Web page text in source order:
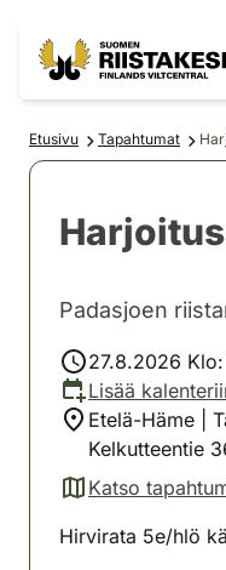
Etusivu Tapahtumat
Padasjoen
27.8.2026
Lisää
Etelä-Häme |
Kelkutteentie
Katso
(avautuu uuteen
Hirvirata 5e/hlö